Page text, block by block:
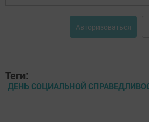
Авторизоваться
Теги:
ДЕНЬ СОЦИАЛЬНОЙ